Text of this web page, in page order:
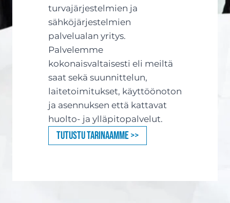
turvajärjestelmien ja
sähköjärjestelmien
palvelualan yritys.
Palvelemme
kokonaisvaltaisesti eli meiltä
saat sekä suunnittelun,
laitetoimitukset, käyttöönoton
ja asennuksen että kattavat
huolto- ja ylläpitopalvelut.
Tutustu tarinaamme >>